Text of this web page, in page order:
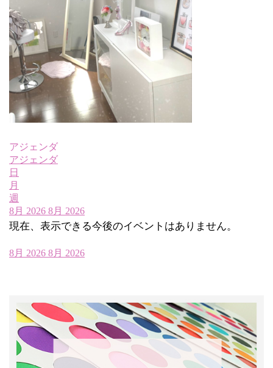
アジェンダ
アジェンダ
日
月
週
8月 2026 8月 2026
現在、表示できる今後のイベントはありません。
8月 2026 8月 2026